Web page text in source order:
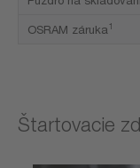
OSRAM záruka1
Štartovacie